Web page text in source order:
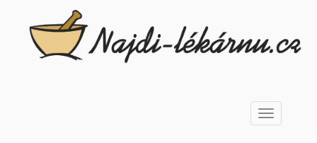
Toggle
navigation